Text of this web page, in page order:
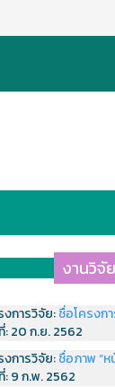
งานวิจั
งการวิจัย:ชื่อโครงก
:20 ก.ย. 2562
งการวิจัย:ชื่อภาพ “
:9 ก.พ. 2562